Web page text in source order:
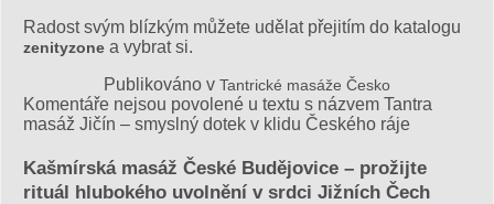
Radost svým blízkým můžete udělat přejitím do katalogu
zenityzone a vybrat si.
Publikováno v Tantrické masáže Česko
Komentáře nejsou povolené u textu s názvem Tantra
masáž Jičín – smyslný dotek v klidu Českého ráje
Kašmírská masáž České Budějovice – prožijte
rituál hlubokého uvolnění v srdci Jižních Čech